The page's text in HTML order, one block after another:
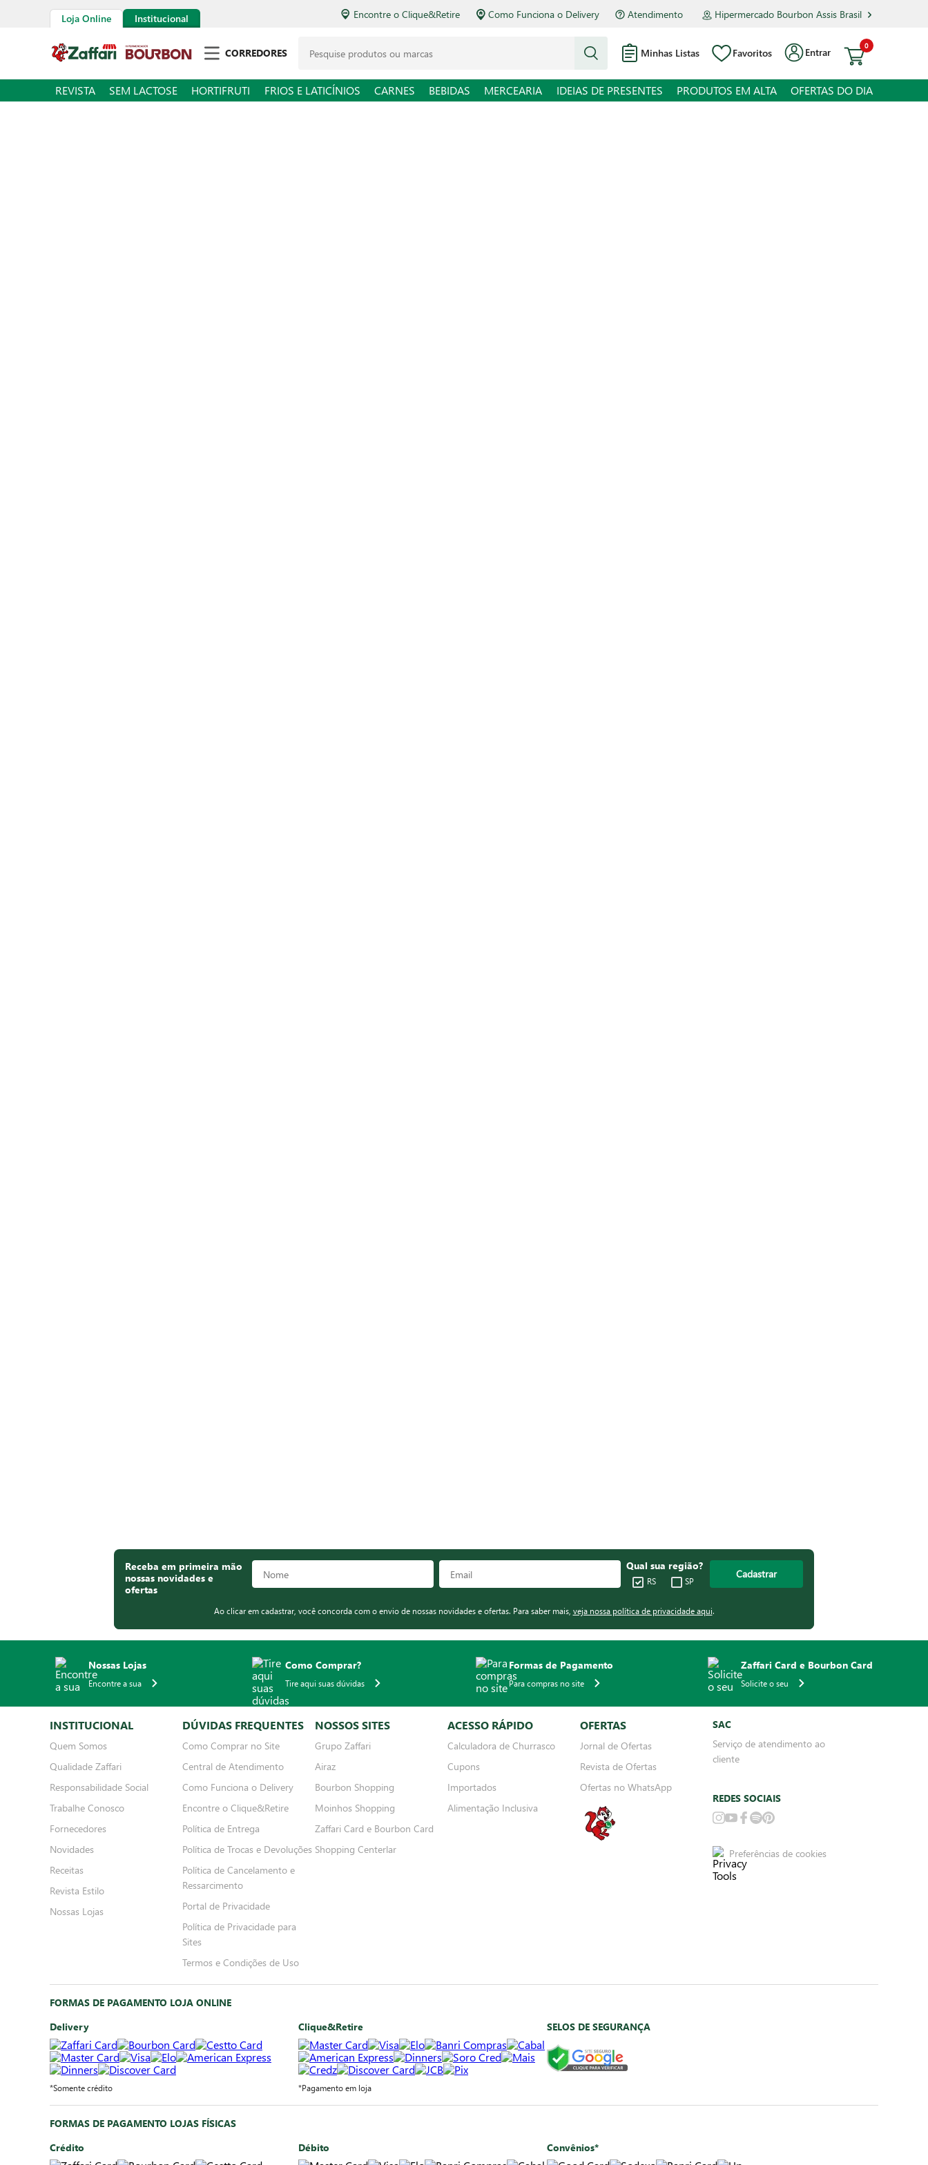
Loja Online Institucional Encontre o Clique&Retire Como Funciona o Delivery Atendimento Hipermercado Bourbon Assis Brasil
CORREDORES Minhas Listas Favoritos Entrar
0
REVISTA SEM LACTOSE HORTIFRUTI FRIOS E LATICÍNIOS CARNES BEBIDAS MERCEARIA IDEIAS DE PRESENTES PRODUTOS EM ALTA OFERTAS DO DIA
Receba em primeira mão
nossas novidades e
ofertas
Qual sua região?
RS SP
Cadastrar
Ao clicar em cadastrar, você concorda com o envio de nossas novidades e ofertas. Para saber mais, veja nossa política de privacidade aqui.
Nossas Lojas
Encontre a sua
Como Comprar?
Tire aqui suas dúvidas
Formas de Pagamento
Para compras no site
Zaffari Card e Bourbon Card
Solicite o seu
INSTITUCIONAL
Quem Somos
Qualidade Zaffari
Responsabilidade Social
Trabalhe Conosco
Fornecedores
Novidades
Receitas
Revista Estilo
Nossas Lojas
DÚVIDAS FREQUENTES
Como Comprar no Site
Central de Atendimento
Como Funciona o Delivery
Encontre o Clique&Retire
Política de Entrega
Política de Trocas e Devoluções
Política de Cancelamento e
Ressarcimento
Portal de Privacidade
Política de Privacidade para
Sites
Termos e Condições de Uso
NOSSOS SITES
Grupo Zaffari
Airaz
Bourbon Shopping
Moinhos Shopping
Zaffari Card e Bourbon Card
Shopping Centerlar
ACESSO RÁPIDO
Calculadora de Churrasco
Cupons
Importados
Alimentação Inclusiva
OFERTAS
Jornal de Ofertas
Revista de Ofertas
Ofertas no WhatsApp
SAC
Serviço de atendimento ao
cliente
REDES SOCIAIS
Preferências de cookies
FORMAS DE PAGAMENTO LOJA ONLINE
Delivery
*Somente crédito
Clique&Retire
*Pagamento em loja
SELOS DE SEGURANÇA
FORMAS DE PAGAMENTO LOJAS FÍSICAS
Crédito
Débito Convênios*